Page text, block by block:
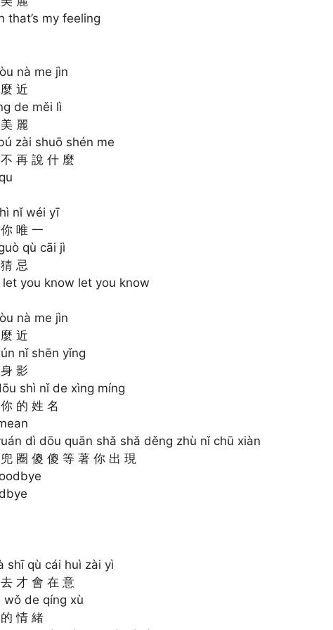
that’s my feeling
nà me jìn
近
de měi lì
麗
zài shuō shén me
再 說 什 麼
nǐ wéi yī
唯 一
qù cāi jì
忌
you know let you know
nà me jìn
近
nǐ shēn yǐng
影
shì nǐ de xìng míng
的 姓 名
dì dōu quān shǎ shǎ děng zhù nǐ chū xiàn
圈 傻 傻 等 著 你 出 現
shī qù cái huì zài yì
才 會 在 意
wǒ de qíng xù
情 緒